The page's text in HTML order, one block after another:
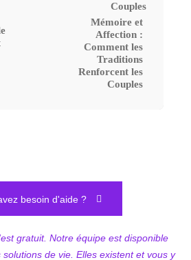
Mémoire et
Affection :
Comment les
Traditions
Renforcent les
Couples
besoin d'aide ?
gratuit. Notre équipe est disponible
de vie. Elles existent et vous y